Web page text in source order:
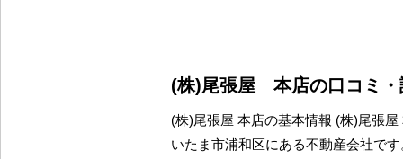
(株)尾張屋 本店の口コミ・
(株)尾張屋 本店の基本情報 (株)尾張
いたま市浦和区にある不動産会社で